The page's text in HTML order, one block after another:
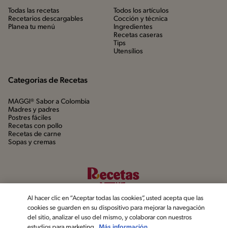
Todas las recetas
Recetarios descargables
Planea tu menú
Todos los artículos
Cocción y técnica
Ingredientes
Recetas caseras
Tips
Utensílios
Categorias de Recetas
MAGGI® Sabor a Colombia
Madres y padres
Postres fáciles
Recetas con pollo
Recetas de carne
Sopas y cremas
Al hacer clic en “Aceptar todas las cookies”, usted acepta que las
cookies se guarden en su dispositivo para mejorar la navegación
del sitio, analizar el uso del mismo, y colaborar con nuestros